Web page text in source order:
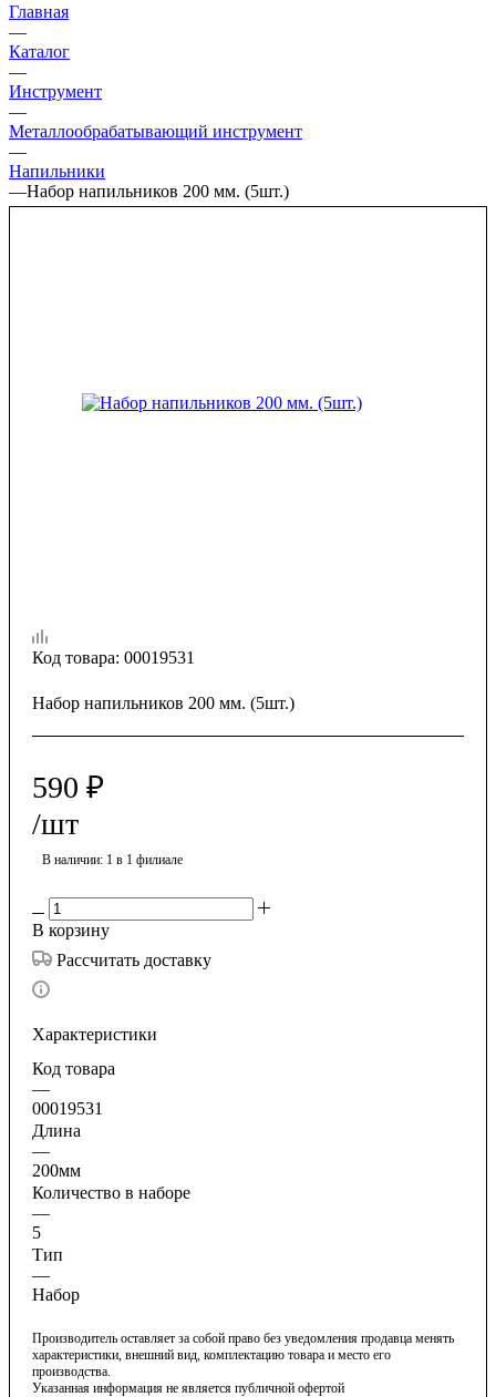
Главная
—
Каталог
—
Инструмент
—
Металлообрабатывающий инструмент
—
Напильники
—Набор напильников 200 мм. (5шт.)
Код товара: 00019531
Набор напильников 200 мм. (5шт.)
590 ₽
/шт
В наличии: 1 в 1 филиале
В корзину
Рассчитать доставку
Характеристики
Код товара
—
00019531
Длина
—
200мм
Количество в наборе
—
5
Тип
—
Набор
Производитель оставляет за собой право без уведомления продавца менять
характеристики, внешний вид, комплектацию товара и место его
производства.
Указанная информация не является публичной офертой